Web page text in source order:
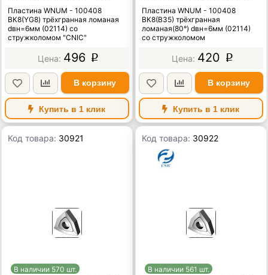
Пластина WNUM - 100408
ВК8(YG8) трёхгранная ломаная
dвн=6мм (02114) со
стружколомом "CNIC"
496 p
В корзину
Купить в 1 клик
Пластина WNUM - 100408
ВК8(В35) трёхгранная
ломаная(80°) dвн=6мм (02114)
со стружколомом
420 p
В корзину
Купить в 1 клик
Код товара: 30921
В наличии 570 шт.
Код товара: 30922
В наличии 561 шт.